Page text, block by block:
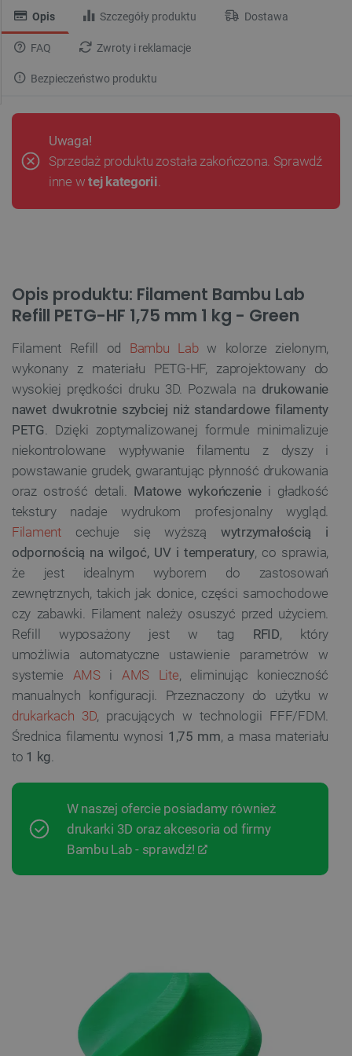
Opis Szczegóły produktu Dostawa
FAQ Zwroty i reklamacje
Bezpieczeństwo produktu
Uwaga!
Sprzedaż produktu została zakończona. Sprawdź
inne wtej kategorii.
Opis produktu: Filament Bambu Lab
Refill PETG-HF 1,75 mm 1 kg - Green
Filament Refill od Bambu Labw kolorze zielonym,
wykonany z materiału PETG-HF, zaprojektowany do
wysokiej prędkości druku 3D. Pozwala na drukowanie
nawet dwukrotnie szybciej niż standardowe filamenty
PETG. Dzięki zoptymalizowanej formule minimalizuje
niekontrolowane wypływanie filamentu z dyszy i
powstawanie grudek, gwarantując płynność drukowania
oraz ostrość detali. Matowe wykończeniei gładkość
tekstury nadaje wydrukom profesjonalny wygląd.
Filamentcechuje się wyższą wytrzymałością i
odpornością na wilgoć, UV i temperatury, co sprawia,
że jest idealnym wyborem do zastosowań
zewnętrznych, takich jak donice, części samochodowe
czy zabawki. Filament należy osuszyć przed użyciem.
Refill wyposażony jest w tag RFID, który
umożliwia automatyczne ustawienie parametrów w
systemie AMSi AMS Lite, eliminując konieczność
manualnych konfiguracji. Przeznaczony do użytku w
drukarkach 3D, pracujących w technologii FFF/FDM.
Średnica filamentu wynosi 1,75 mm, a masa materiału
to 1 kg.
W naszej ofercie posiadamy również
drukarki 3D oraz akcesoria od firmy
Bambu Lab - sprawdź!